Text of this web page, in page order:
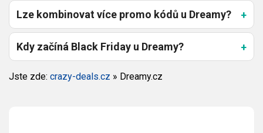
Lze kombinovat více promo kódů u Dreamy?
Kdy začíná Black Friday u Dreamy?
Jste zde: crazy-deals.cz » Dreamy.cz